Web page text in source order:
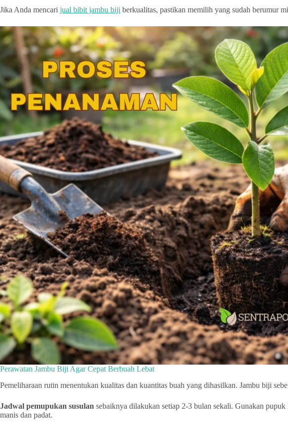
Jika Anda mencari jual bibit jambu biji berkualitas, pastikan memilih yang sudah berumur
Perawatan Jambu Biji Agar Cepat Berbuah Lebat
Pemeliharaan rutin menentukan kualitas dan kuantitas buah yang dihasilkan. Jambu biji
Jadwal pemupukan susulan sebaiknya dilakukan setiap 2-3 bulan sekali. Gunakan
manis dan padat.